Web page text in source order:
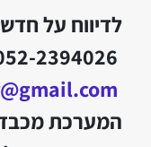
לדיווח על
המערכת